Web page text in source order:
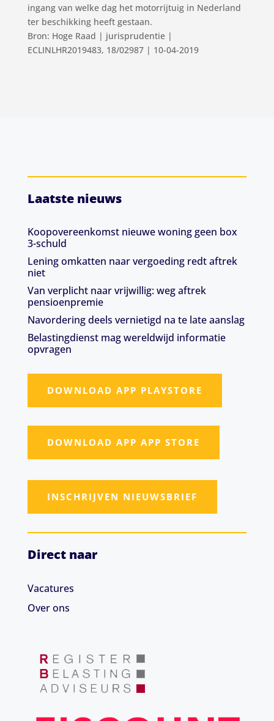
ingang van welke dag het motorrijtuig in Nederland
ter beschikking heeft gestaan.
Bron: Hoge Raad | jurisprudentie |
ECLINLHR2019483, 18/02987 | 10-04-2019
Laatste nieuws
Koopovereenkomst nieuwe woning geen box
3-schuld
Lening omkatten naar vergoeding redt aftrek
niet
Van verplicht naar vrijwillig: weg aftrek
pensioenpremie
Navordering deels vernietigd na te late aanslag
Belastingdienst mag wereldwijd informatie
opvragen
DOWNLOAD APP PLAYSTORE
DOWNLOAD APP APP STORE
INSCHRIJVEN NIEUWSBRIEF
Direct naar
Vacatures
Over ons